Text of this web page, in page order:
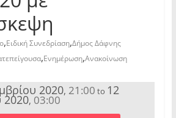
,Ειδική Συνεδρίαση,Δήμος Δάφνης
,Ενημέρωση,Ανακοίνωση
2020, 21:00 to 12
2020, 03:00